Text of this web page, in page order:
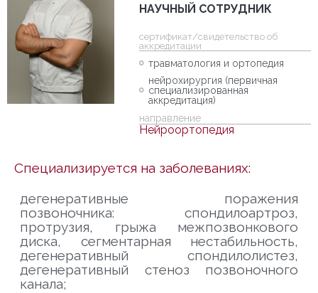
НАУЧНЫЙ СОТРУДНИК
cертификат/свидетельство об
аккредитации
травматология и ортопедия
нейрохирургия (первичная
специализированная
аккредитация)
направление
Нейроортопедия
Специализируется на заболеваниях:
дегенеративные поражения
позвоночника: спондилоартроз,
протрузия, грыжа межпозвонкового
диска, сегментарная нестабильность,
дегенеративный спондилолистез,
дегенеративный стеноз позвоночного
канала;